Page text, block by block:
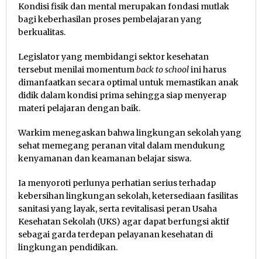
Kondisi fisik dan mental merupakan fondasi mutlak
bagi keberhasilan proses pembelajaran yang
berkualitas.
Legislator yang membidangi sektor kesehatan
tersebut menilai momentumback to schoolini harus
dimanfaatkan secara optimal untuk memastikan anak
didik dalam kondisi prima sehingga siap menyerap
materi pelajaran dengan baik.
Warkim menegaskan bahwa lingkungan sekolah yang
sehat memegang peranan vital dalam mendukung
kenyamanan dan keamanan belajar siswa.
Ia menyoroti perlunya perhatian serius terhadap
kebersihan lingkungan sekolah, ketersediaan fasilitas
sanitasi yang layak, serta revitalisasi peran Usaha
Kesehatan Sekolah (UKS) agar dapat berfungsi aktif
sebagai garda terdepan pelayanan kesehatan di
lingkungan pendidikan.